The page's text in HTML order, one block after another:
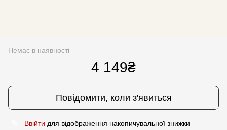
Немає в наявності
4 149₴
Повідомити, коли з'явиться
Ввійти для відображення накопичувальної знижки